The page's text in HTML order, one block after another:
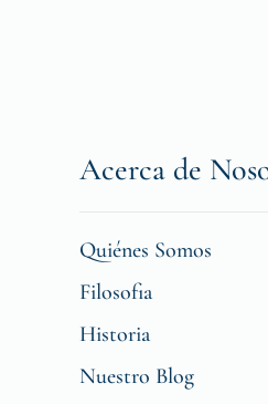
Acerca de
Quiénes Somos
Filosofia
Historia
Nuestro Blog